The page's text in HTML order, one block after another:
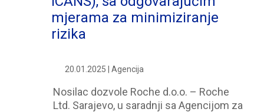
mjerama za minimiziranje
rizika
20.01.2025 | Agencija
Nosilac dozvole Roche d.o.o. – Roche
Ltd. Sarajevo, u saradnji sa Agencijom za